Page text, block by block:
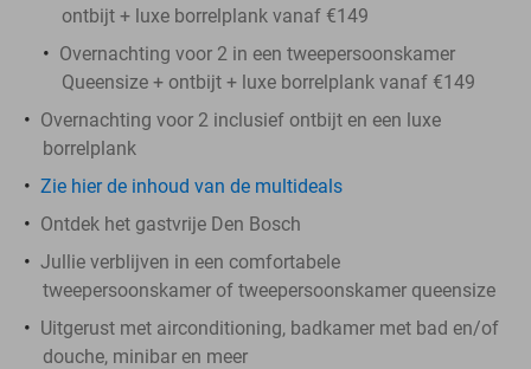
ontbijt + luxe borrelplank vanaf €149
Overnachting voor 2 in een tweepersoonskamer
Queensize + ontbijt + luxe borrelplank vanaf €149
Overnachting voor 2 inclusief ontbijt en een luxe
borrelplank
Zie hier de inhoud van de multideals
Ontdek het gastvrije Den Bosch
Jullie verblijven in een comfortabele
tweepersoonskamer of tweepersoonskamer queensize
Uitgerust met airconditioning, badkamer met bad en/of
douche, minibar en meer